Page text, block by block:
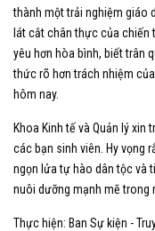
thành một trải nghiệm giáo
lát cắt chân thực của chiến
yêu hơn hòa bình, biết trân
thức rõ hơn trách nhiệm
hôm nay.
Khoa Kinh tế và Quản lý
các bạn sinh viên. Hy vọng
ngọn lửa tự hào dân tộc và
nuôi dưỡng mạnh mẽ trong
Thực hiện: Ban Sự kiện -